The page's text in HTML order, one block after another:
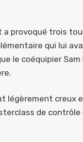
provoqué trois
qui lui
le coéquipier
légèrement creux
de